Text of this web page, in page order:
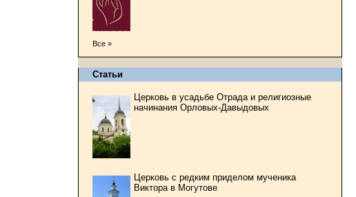
Все »
Статьи
Церковь в усадьбе Отрада и религиозные
начинания Орловых-Давыдовых
Церковь с редким приделом мученика
Виктора в Могутове